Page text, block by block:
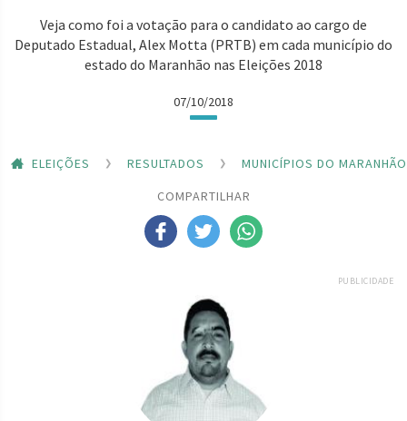
Veja como foi a votação para o candidato ao cargo de
Deputado Estadual, Alex Motta (PRTB) em cada município do
estado do Maranhão nas Eleições 2018
07/10/2018
ELEIÇÕES RESULTADOS
MUNICÍPIOS DO MARANHÃO
COMPARTILHAR
PUBLICIDADE